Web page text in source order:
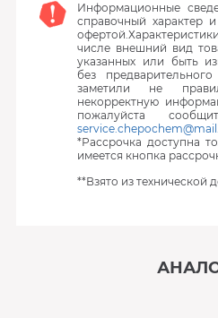
Информационные
справочный характер
числе внешний вид
указанных или быть
без
заметили не
некорректную
пожалуйста
*Рассрочка доступна
имеется кнопка
**Взято из технической